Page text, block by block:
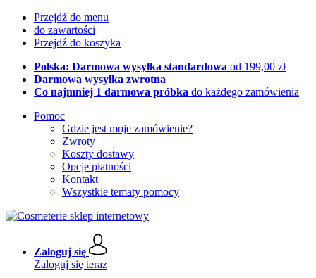
Przejdź do menu
do zawartości
Przejdź do koszyka
Polska: Darmowa wysyłka standardowa od 199,00 zł
Darmowa wysyłka zwrotna
Co najmniej 1 darmowa próbka do każdego zamówienia
Pomoc
Gdzie jest moje zamówienie?
Zwroty
Koszty dostawy
Opcje płatności
Kontakt
Wszystkie tematy pomocy
Zaloguj się
Zaloguj się teraz